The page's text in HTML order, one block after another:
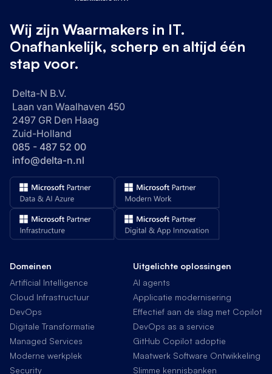
Wij zijn Waarmakers in IT.
Onafhankelijk, scherp en altijd één
stap voor.
Delta-N B.V.
Laan van Waalhaven 450
2497 GR Den Haag
Zuid-Holland
085 - 487 52 00
info@delta-n.nl
Domeinen
Artificial Intelligence
Cloud Infrastructuur
DevOps
Digitale Transformatie
Managed Services
Moderne werkplek
Security
Uitgelichte oplossingen
AI agents
Applicatie modernisering
Effectief aan de slag met Copilot
DevOps as a service
GitHub Copilot adoptie
Maatwerk Software Ontwikkeling
Slimme kennisbanken